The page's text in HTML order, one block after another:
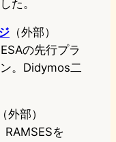
た。
（外部）
の先行プラ
。Didymos二
（外部）
RAMSESを